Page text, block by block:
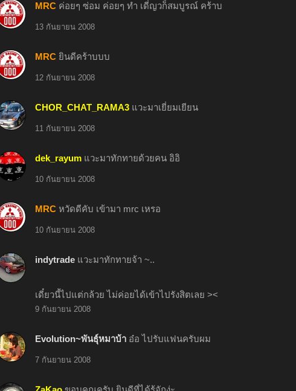
MRC ค่อยๆ ซ่อม ค่อยๆ ทำ เดี่ญวก็สมบูรณ์ คร้าบ
13 กันยายน 2008
MRC ยินดีคร้าบบบ
12 กันยายน 2008
CHOR_CHAT_RAMA3 แวะมาเยี่ยมเยียน
11 กันยายน 2008
dek_rayum แวะมาทักทายด้วยคน อิอิ
10 กันยายน 2008
MRC หวัดดีคับ เข้ามา mrc เหรอ
10 กันยายน 2008
indytrade แวะมาทักทายจ้า ~..
เดี๋ยวนี้ไปแต่กล้วย ไม่ค่อยได้เข้าไปรังสิตเลย ><
9 กันยายน 2008
Evolution~พันธุ์หมาบ้า อ๋อ ไปรับแฟนครับผม
7 กันยายน 2008